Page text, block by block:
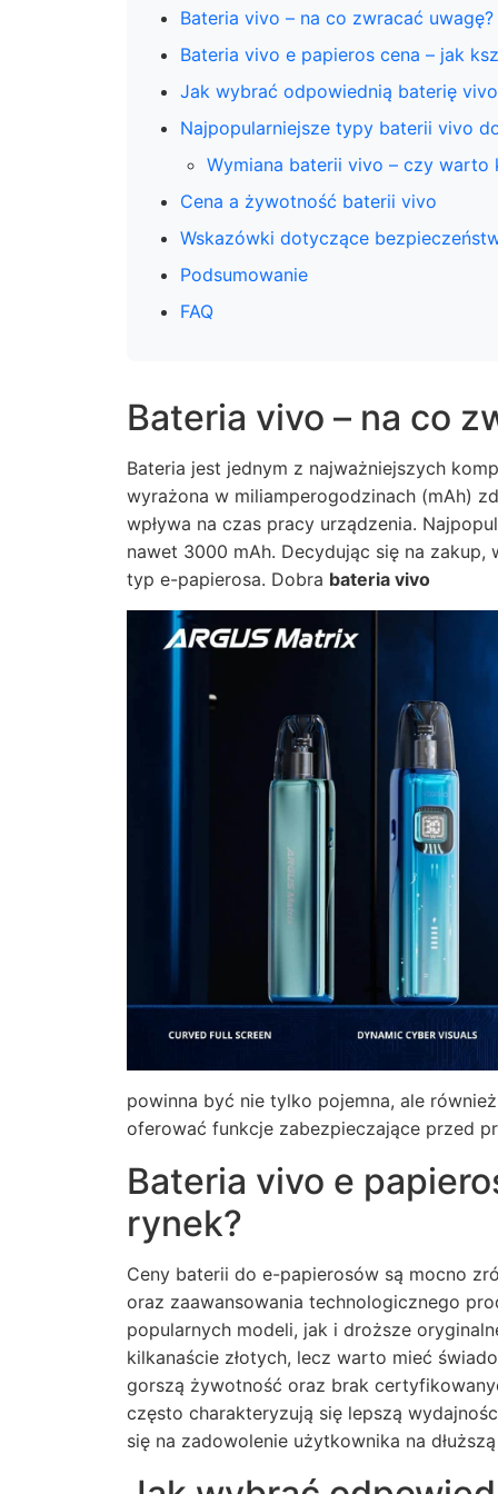
Bateria vivo – na co zwracać uwagę?
Bateria vivo e papieros cena – jak
Jak wybrać odpowiednią baterię
Najpopularniejsze typy baterii vivo
Wymiana baterii vivo – czy warto
Cena a żywotność baterii vivo
Wskazówki dotyczące
Podsumowanie
FAQ
Bateria vivo – na co
Bateria jest jednym z najważniejszych
wyrażona w miliamperogodzinach (mAh)
wpływa na czas pracy urządzenia.
nawet 3000 mAh. Decydując się na
typ e-papierosa. Dobra bateria vivo
powinna być nie tylko pojemna, ale
oferować funkcje zabezpieczające przed
Bateria vivo e
rynek?
Ceny baterii do e-papierosów są mocno
oraz zaawansowania technologicznego
popularnych modeli, jak i droższe
kilkanaście złotych, lecz warto mieć
gorszą żywotność oraz brak
często charakteryzują się lepszą
się na zadowolenie użytkownika na